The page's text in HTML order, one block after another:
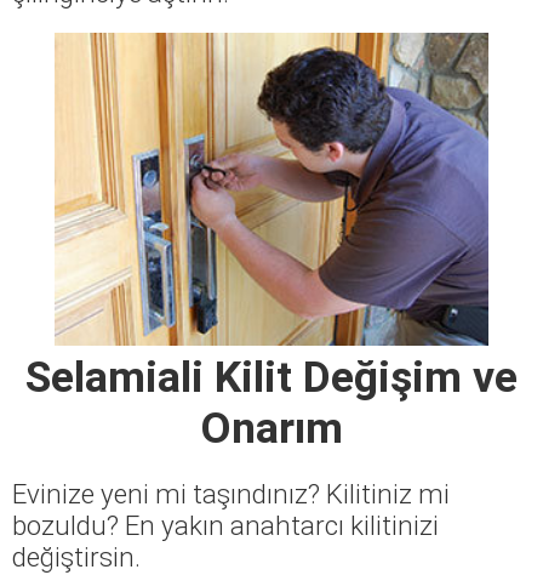
Selamiali Kilit Değişim ve
Onarım
Evinize yeni mi taşındınız? Kilitiniz mi
bozuldu? En yakın anahtarcı kilitinizi
değiştirsin.